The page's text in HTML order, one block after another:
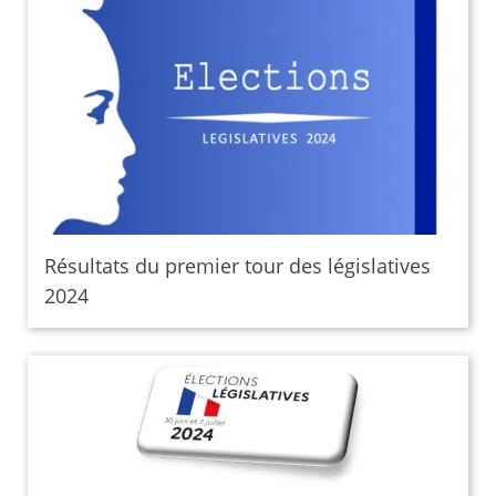
Résultats du premier tour des législatives
2024